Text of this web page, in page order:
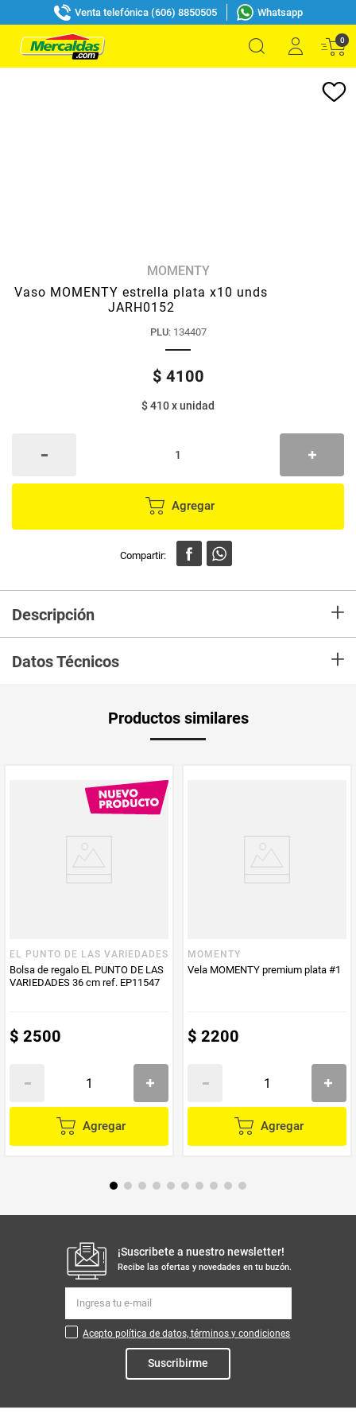
Venta telefónica (606) 8850505 Whatsapp
0
MOMENTY
Vaso MOMENTY estrella plata x10 unds
JARH0152
PLU: 134407
$ 4100
$ 410xunidad
Agregar
Descripción +
Datos Técnicos +
Productos similares
EL PUNTO DE LAS VARIEDADES
Bolsa de regalo EL PUNTO DE LAS
VARIEDADES 36 cm ref. EP11547
$ 2500
Agregar
MOMENTY
Vela MOMENTY premium plata #1
$ 2200
Agregar
¡Suscribete a nuestro newsletter!
Recibe las ofertas y novedades en tu buzón.
Acepto política de datos, términos y condiciones
Suscribirme